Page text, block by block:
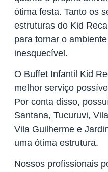
ótima festa. Tanto os
estruturas do Kid
para tornar o
inesquecível.
O Buffet Infantil Kid
melhor serviço
Por conta disso,
Santana, Tucuruvi,
Vila Guilherme e
uma ótima estrutura.
Nossos profissionais